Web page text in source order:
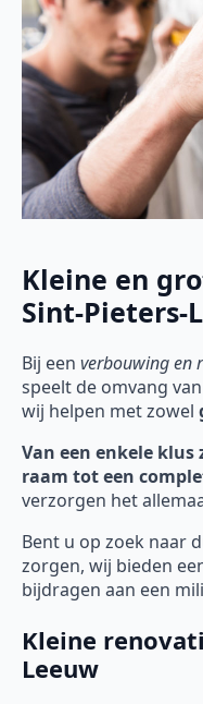
Kleine en
Sint-Pieters-
Bij een verbouwing en
speelt de omvang
wij helpen met zowel
Van een enkele klus
raam tot een
verzorgen het
Bent u op zoek naar
zorgen, wij bieden
bijdragen aan een
Kleine
Leeuw